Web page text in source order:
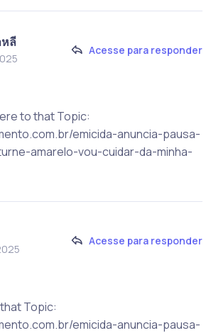
หลี
Acesse para responder
to that Topic:
emicida-anuncia-pausa-
amarelo-vou-cuidar-da-minha-
Acesse para responder
Topic:
emicida-anuncia-pausa-